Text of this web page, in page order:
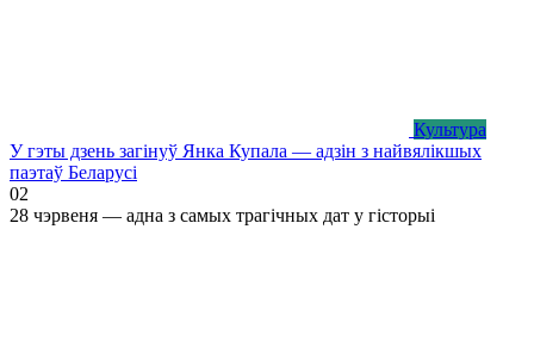
Культура
У гэты дзень загінуў Янка Купала — адзін з найвялікшых
паэтаў Беларусі
02
28 чэрвеня — адна з самых трагічных дат у гісторыі